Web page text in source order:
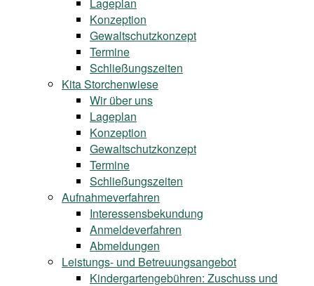
Konzeption
Gewaltschutzkonzept
Termine
Schließungszeiten
Kita Storchenwiese
Wir über uns
Lageplan
Konzeption
Gewaltschutzkonzept
Termine
Schließungszeiten
Aufnahmeverfahren
Interessensbekundung
Anmeldeverfahren
Abmeldungen
Leistungs- und Betreuungsangebot
Kindergartengebühren: Zuschuss und